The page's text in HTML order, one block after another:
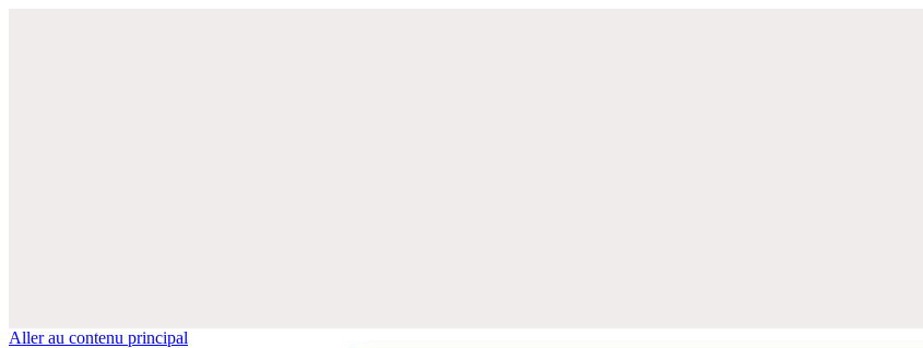
Aller au contenu principal